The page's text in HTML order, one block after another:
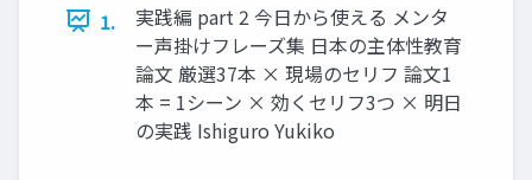
1.
実践編 part 2 今日から使える メンタ
ー声掛けフレーズ集 日本の主体性教育
論文 厳選37本 × 現場のセリフ 論文1
本 = 1シーン × 効くセリフ3つ × 明日
の実践 Ishiguro Yukiko